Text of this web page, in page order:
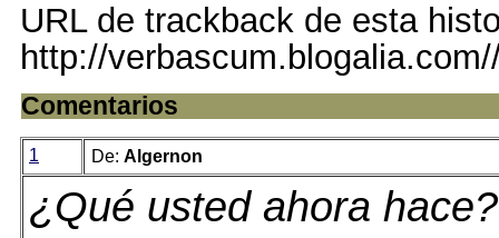
URL de trackback de esta
http://
Comentarios
1 De: Algernon
¿Qué usted ahora hace?